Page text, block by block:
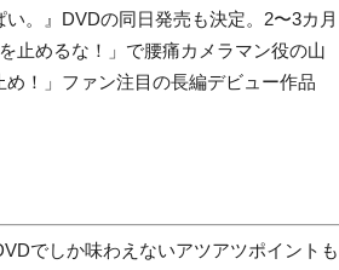
。』DVDの同日発売も決定。2〜3カ月
止めるな！」で腰痛カメラマン役の山
！」ファン注目の長編デビュー作品
でしか味わえないアツアツポイントも